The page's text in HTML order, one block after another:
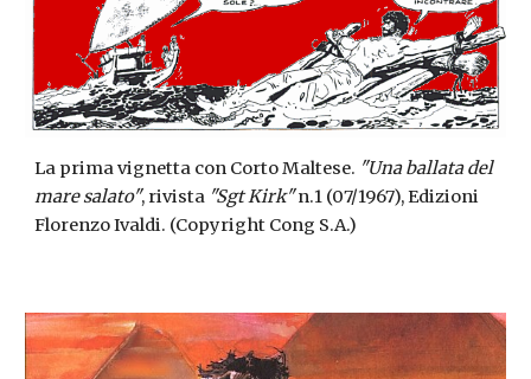
La prima vignetta con Corto Maltese. "Una ballata del
mare salato", rivista "Sgt Kirk" n.1 (07/1967), Edizioni
Florenzo Ivaldi. (Copyright Cong S.A.)